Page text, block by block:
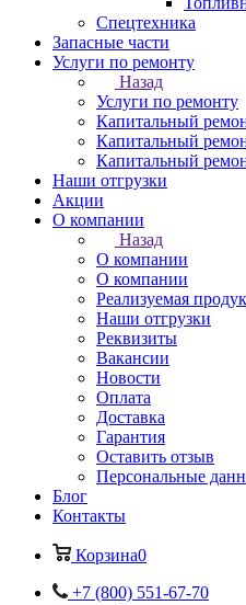
Спецтехника
Запасные части
Услуги по ремонту
Назад
Услуги по ремонту
Капитальный
Капитальный
Капитальный
Наши отгрузки
Акции
О компании
Назад
О компании
О компании
Реализуемая
Наши отгрузки
Реквизиты
Вакансии
Новости
Оплата
Доставка
Гарантия
Оставить отзыв
Персональные
Блог
Контакты
Корзина0
+7 (800) 551-67-70